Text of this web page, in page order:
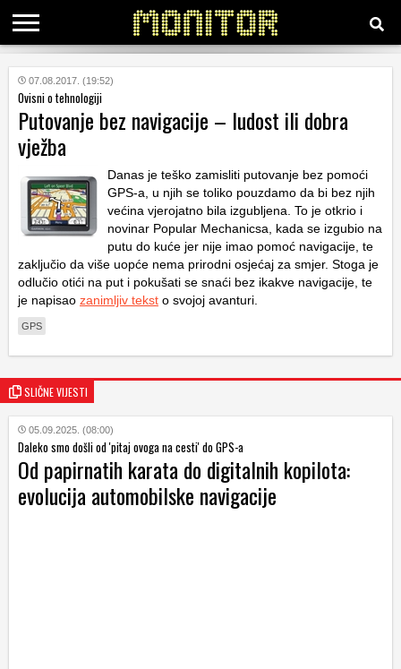
KATEGORIJE
HRVATSKI
WEB
07.08.2017. (19:52)
Ovisni o tehnologiji
Putovanje bez navigacije – ludost ili dobra
vježba
Danas je teško zamisliti putovanje bez pomoći
GPS-a, u njih se toliko pouzdamo da bi bez njih
većina vjerojatno bila izgubljena. To je otkrio i
novinar Popular Mechanicsa, kada se izgubio na
putu do kuće jer nije imao pomoć navigacije, te
zaključio da više uopće nema prirodni osjećaj za smjer. Stoga je
odlučio otići na put i pokušati se snaći bez ikakve navigacije, te
je napisao zanimljiv tekst o svojoj avanturi.
GPS
SLIČNE VIJESTI
05.09.2025. (08:00)
Daleko smo došli od 'pitaj ovoga na cesti' do GPS-a
Od papirnatih karata do digitalnih kopilota:
evolucija automobilske navigacije